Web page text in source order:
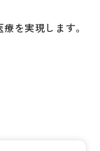
を実現します。